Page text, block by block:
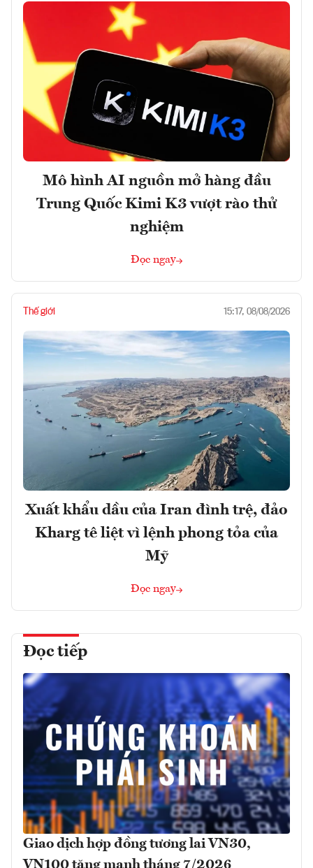
Mô hình AI nguồn mở hàng đầu
Trung Quốc Kimi K3 vượt rào thử
nghiệm
Đọc ngay
Thế giới 15:17, 08/08/2026
Xuất khẩu dầu của Iran đình trệ, đảo
Kharg tê liệt vì lệnh phong tỏa của
Mỹ
Đọc ngay
Đọc tiếp
Giao dịch hợp đồng tương lai VN30,
VN100 tăng mạnh tháng 7/2026